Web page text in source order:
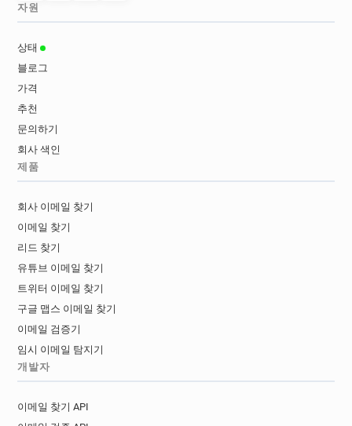
자원
상태
블로그
가격
추천
문의하기
회사 색인
제품
회사 이메일 찾기
이메일 찾기
리드 찾기
유튜브 이메일 찾기
트위터 이메일 찾기
구글 맵스 이메일 찾기
이메일 검증기
임시 이메일 탐지기
개발자
이메일 찾기 API